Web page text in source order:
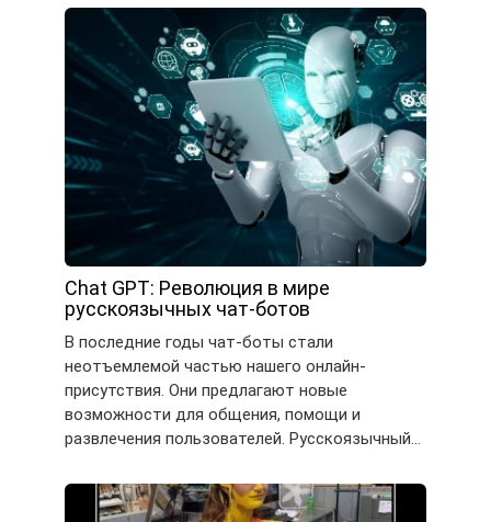
Chat GPT: Революция в мире
русскоязычных чат-ботов
В последние годы чат-боты стали
неотъемлемой частью нашего онлайн-
присутствия. Они предлагают новые
возможности для общения, помощи и
развлечения пользователей. Русскоязычный…